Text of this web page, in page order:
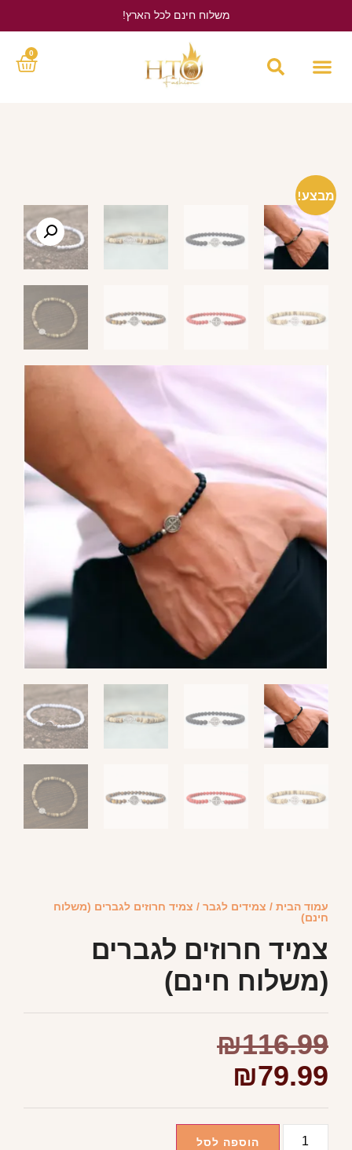
משלוח חינם לכל הארץ!
0
מבצע!
עמוד הבית / צמידים לגבר / צמיד חרוזים לגברים (משלוח
חינם)
צמיד חרוזים לגברים
(משלוח חינם)
₪116.99
₪79.99
הוספה לסל